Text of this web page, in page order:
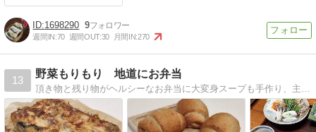
1698290 9
週間IN:70 週間OUT:30 月間IN:270
13
野菜もりもり 地道にお弁当
頂き物と残り物がヘルシーなお弁当に大変身スープも手作り、主人のメタボ解消目指して・・・